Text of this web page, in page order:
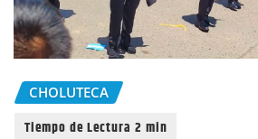
CHOLUTECA